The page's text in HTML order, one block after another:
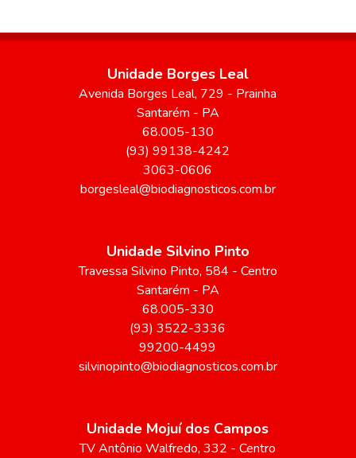
Unidade Borges Leal
Avenida Borges Leal, 729 - Prainha
Santarém - PA
68.005-130
(93) 99138-4242
3063-0606
borgesleal@biodiagnosticos.com.br
Unidade Silvino Pinto
Travessa Silvino Pinto, 584 - Centro
Santarém - PA
68.005-330
(93) 3522-3336
99200-4499
silvinopinto@biodiagnosticos.com.br
Unidade Mojuí dos Campos
TV Antônio Walfredo, 332 - Centro